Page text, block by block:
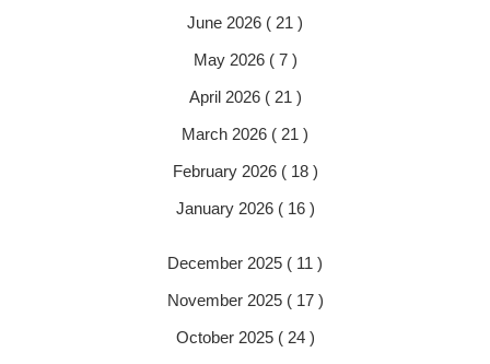
June 2026 ( 21 )
May 2026 ( 7 )
April 2026 ( 21 )
March 2026 ( 21 )
February 2026 ( 18 )
January 2026 ( 16 )
December 2025 ( 11 )
November 2025 ( 17 )
October 2025 ( 24 )